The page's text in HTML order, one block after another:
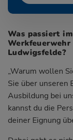
Was passiert
Werkfeuerwehr
Ludwigsfelde?
„Warum wollen
Sie über unseren
Ausbildung bei
kannst du die
deiner Eignung